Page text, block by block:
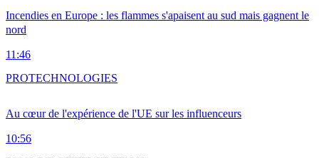
Incendies en Europe : les flammes s'apaisent au sud mais gagnent le
nord
11:46
Au cœur de l'expérience de l'UE sur les influenceurs
10:56
PROTECHNOLOGIES